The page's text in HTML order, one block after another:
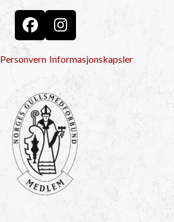
FacebookInstagram
Personvern Informasjonskapsler